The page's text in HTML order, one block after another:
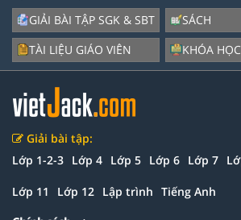
GIẢI BÀI TẬP SGK & SBT
TÀI LIỆU GIÁO VIÊN
SÁCH
KHÓA HỌC
Giải bài tập:
Lớp 1-2-3 Lớp 4 Lớp 5 Lớp 6 Lớp 7
Lớp 11 Lớp 12 Lập trình Tiếng Anh